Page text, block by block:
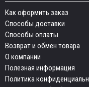
Как оформить заказ
Способы доставки
Способы оплаты
Возврат и обмен товара
О компании
Полезная информация
Политика